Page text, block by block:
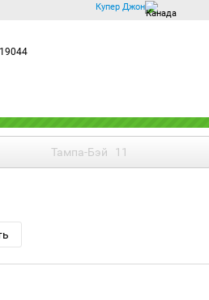
Купер Джон
Тампа-Бэй 11